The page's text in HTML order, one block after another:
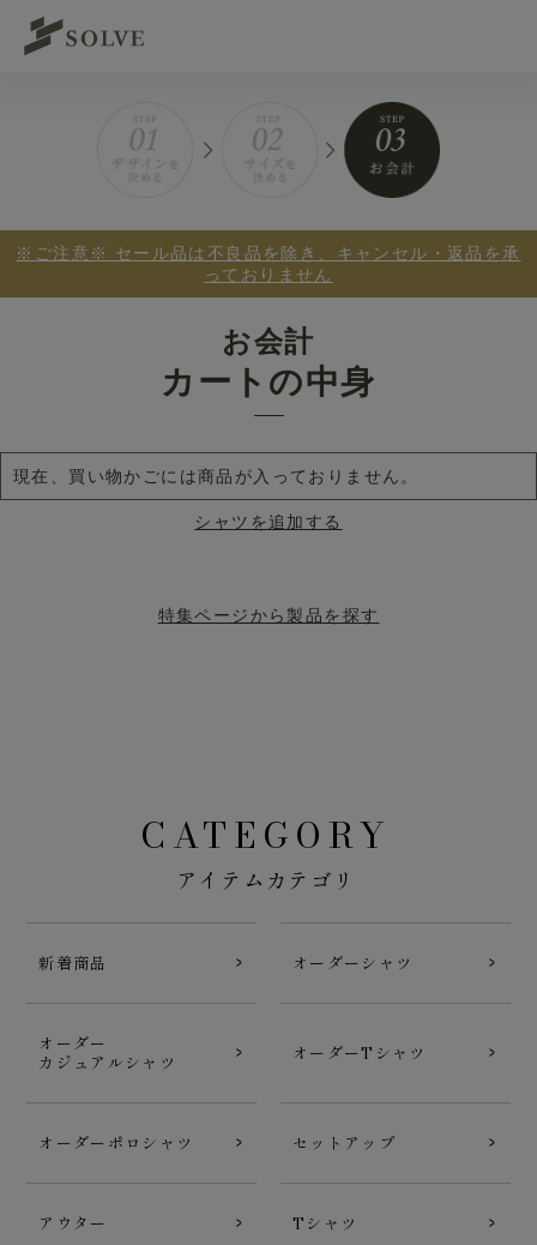
※ご注意※ セール品は不良品を除き、キャンセル・返品を承
っておりません
お会計
カートの中身
現在、買い物かごには商品が入っておりません。
シャツを追加する
特集ページから製品を探す
CATEGORY
アイテムカテゴリ
新着商品 オーダーシャツ
オーダー
カジュアルシャツ
オーダーTシャツ
オーダーポロシャツ セットアップ
アウター Tシャツ